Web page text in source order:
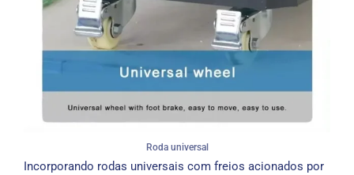
Roda universal
Incorporando rodas universais com freios acionados por